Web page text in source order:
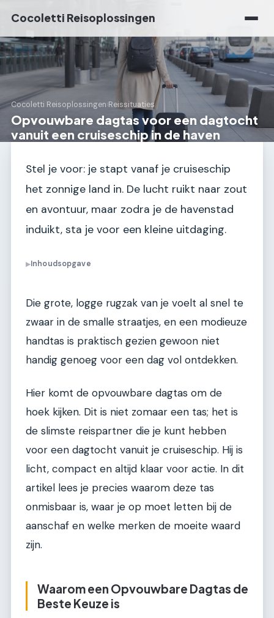
Cocoletti Reisoplossingen
Cocoletti Reisoplossingen›Reissituaties
Opvouwbare dagtas voor een dagtocht
vanuit een cruiseschip in de haven
Stel je voor: je stapt vanaf je cruiseschip
het zonnige land in. De lucht ruikt naar zout
en avontuur, maar zodra je de havenstad
induikt, sta je voor een kleine uitdaging.
▶Inhoudsopgave
Die grote, logge rugzak van je voelt al snel te
zwaar in de smalle straatjes, en een modieuze
handtas is praktisch gezien gewoon niet
handig genoeg voor een dag vol ontdekken.
Hier komt de opvouwbare dagtas om de
hoek kijken. Dit is niet zomaar een tas; het is
de slimste reispartner die je kunt hebben
voor een dagtocht vanuit je cruiseschip. Hij is
licht, compact en altijd klaar voor actie. In dit
artikel lees je precies waarom deze tas
onmisbaar is, waar je op moet letten bij de
aanschaf en welke merken de moeite waard
zijn.
Waarom een Opvouwbare Dagtas de
Beste Keuze is